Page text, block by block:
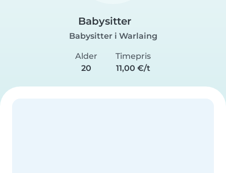
Babysitter
Babysitter i Warlaing
Alder
20
Timepris
11,00 €/t